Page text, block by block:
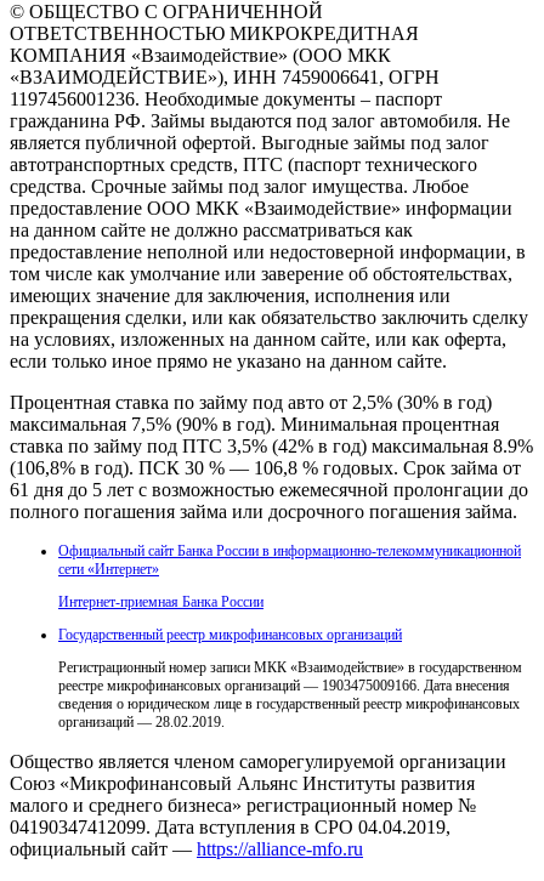
© ОБЩЕСТВО С ОГРАНИЧЕННОЙ
ОТВЕТСТВЕННОСТЬЮ МИКРОКРЕДИТНАЯ
КОМПАНИЯ «Взаимодействие» (ООО МКК
«ВЗАИМОДЕЙСТВИЕ»), ИНН 7459006641, ОГРН
1197456001236. Необходимые документы – паспорт
гражданина РФ. Займы выдаются под залог автомобиля. Не
является публичной офертой. Выгодные займы под залог
автотранспортных средств, ПТС (паспорт технического
средства. Срочные займы под залог имущества. Любое
предоставление ООО МКК «Взаимодействие» информации
на данном сайте не должно рассматриваться как
предоставление неполной или недостоверной информации, в
том числе как умолчание или заверение об обстоятельствах,
имеющих значение для заключения, исполнения или
прекращения сделки, или как обязательство заключить сделку
на условиях, изложенных на данном сайте, или как оферта,
если только иное прямо не указано на данном сайте.
Процентная ставка по займу под авто от 2,5% (30% в год)
максимальная 7,5% (90% в год). Минимальная процентная
ставка по займу под ПТС 3,5% (42% в год) максимальная 8.9%
(106,8% в год). ПСК 30 % — 106,8 % годовых. Срок займа от
61 дня до 5 лет с возможностью ежемесячной пролонгации до
полного погашения займа или досрочного погашения займа.
Официальный сайт Банка России в информационно-телекоммуникационной
сети «Интернет»
Интернет-приемная Банка России
Государственный реестр микрофинансовых организаций
Регистрационный номер записи МКК «Взаимодействие» в государственном
реестре микрофинансовых организаций — 1903475009166. Дата внесения
сведения о юридическом лице в государственный реестр микрофинансовых
организаций — 28.02.2019.
Общество является членом саморегулируемой организации
Союз «Микрофинансовый Альянс Институты развития
малого и среднего бизнеса» регистрационный номер №
04190347412099. Дата вступления в СРО 04.04.2019,
официальный сайт — https://alliance-mfo.ru